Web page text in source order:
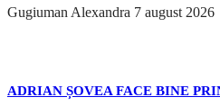
Gugiuman Alexandra 7 august 2026
ADRIAN ȘOVEA FACE BINE